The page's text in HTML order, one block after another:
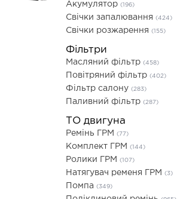
Акумулятор (196)
Свічки запалювання (424)
Свічки розжарення (155)
Фільтри
Масляний фільтр (458)
Повітряний фільтр (402)
Фільтр салону (283)
Паливний фільтр (287)
ТО двигуна
Ремінь ГРМ (77)
Комплект ГРМ (144)
Ролики ГРМ (107)
Натягувач ременя ГРМ (3)
Помпа (349)